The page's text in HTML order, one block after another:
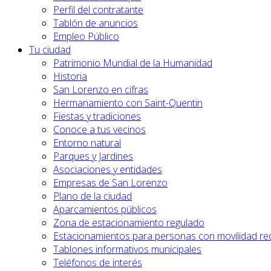
Perfil del contratante
Tablón de anuncios
Empleo Público
Tu ciudad
Patrimonio Mundial de la Humanidad
Historia
San Lorenzo en cifras
Hermanamiento con Saint-Quentin
Fiestas y tradiciones
Conoce a tus vecinos
Entorno natural
Parques y Jardines
Asociaciones y entidades
Empresas de San Lorenzo
Plano de la ciudad
Aparcamientos públicos
Zona de estacionamiento regulado
Estacionamientos para personas con movilidad
Tablones informativos municipales
Teléfonos de interés